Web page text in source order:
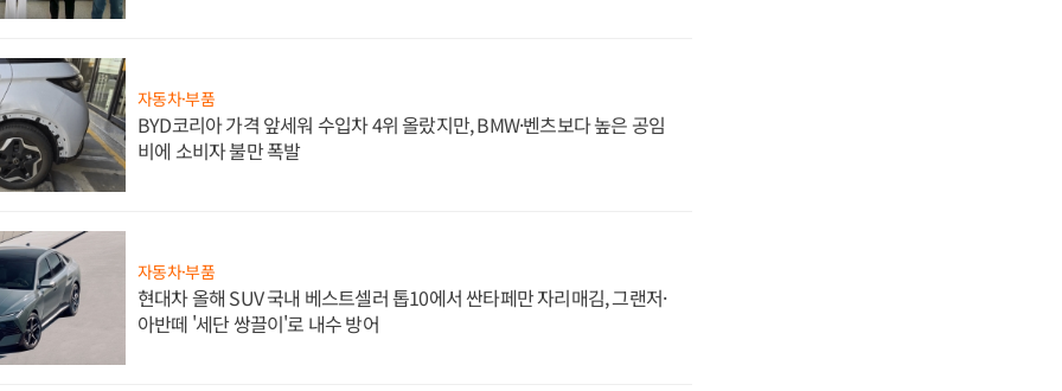
자동차·부품
BYD코리아 가격 앞세워 수입차 4위 올랐지만, BMW·벤츠보다 높은 공임
비에 소비자 불만 폭발
자동차·부품
현대차 올해 SUV 국내 베스트셀러 톱10에서 싼타페만 자리매김, 그랜저·
아반떼 '세단 쌍끌이'로 내수 방어